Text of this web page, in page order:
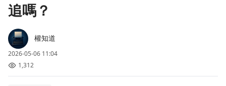
追嗎？
權知道
2026-05-06 11:04
1,312